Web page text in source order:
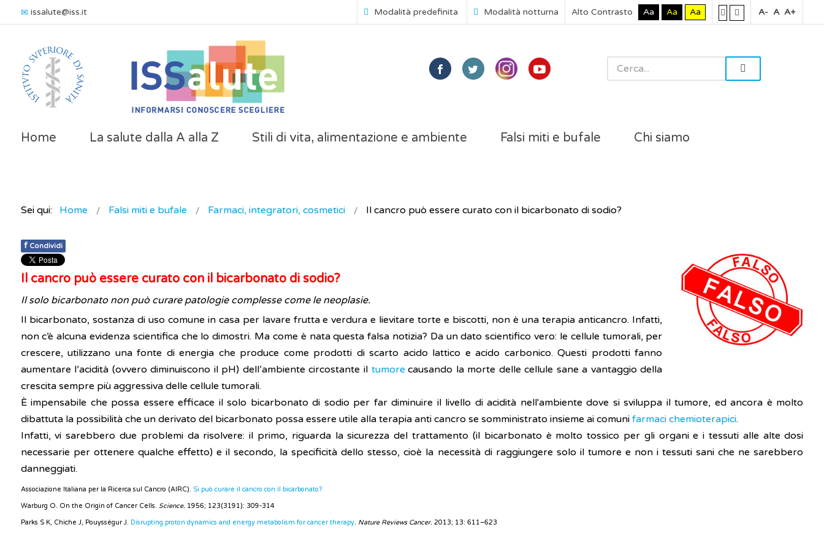
issalute@iss.it Modalità predefinita Modalità notturna Alto Contrasto Aa Aa Aa A- A A+
Home La salute dalla A alla Z Stili di vita, alimentazione e ambiente Falsi miti e bufale Chi siamo
Sei qui: Home Falsi miti e bufale Farmaci, integratori, cosmetici Il cancro può essere curato con il bicarbonato di sodio?
f Condividi
Il cancro può essere curato con il bicarbonato di sodio?
Il solo bicarbonato non può curare patologie complesse come le neoplasie.
Il bicarbonato, sostanza di uso comune in casa per lavare frutta e verdura e lievitare torte e biscotti, non è una terapia anticancro. Infatti,
non c’è alcuna evidenza scientifica che lo dimostri. Ma come è nata questa falsa notizia? Da un dato scientifico vero: le cellule tumorali, per
crescere, utilizzano una fonte di energia che produce come prodotti di scarto acido lattico e acido carbonico. Questi prodotti fanno
aumentare l’acidità (ovvero diminuiscono il pH) dell’ambiente circostante il tumore causando la morte delle cellule sane a vantaggio della
crescita sempre più aggressiva delle cellule tumorali.
È impensabile che possa essere efficace il solo bicarbonato di sodio per far diminuire il livello di acidità nell'ambiente dove si sviluppa il tumore, ed ancora è molto
dibattuta la possibilità che un derivato del bicarbonato possa essere utile alla terapia anti cancro se somministrato insieme ai comuni farmaci chemioterapici.
Infatti, vi sarebbero due problemi da risolvere: il primo, riguarda la sicurezza del trattamento (il bicarbonato è molto tossico per gli organi e i tessuti alle alte dosi
necessarie per ottenere qualche effetto) e il secondo, la specificità dello stesso, cioè la necessità di raggiungere solo il tumore e non i tessuti sani che ne sarebbero
danneggiati.
Associazione Italiana per la Ricerca sul Cancro (AIRC). Si può curare il cancro con il bicarbonato?
Warburg O. On the Origin of Cancer Cells. Science. 1956; 123(3191): 309-314
Parks S K, Chiche J, Pouysségur J. Disrupting proton dynamics and energy metabolism for cancer therapy. Nature Reviews Cancer. 2013; 13: 611–623